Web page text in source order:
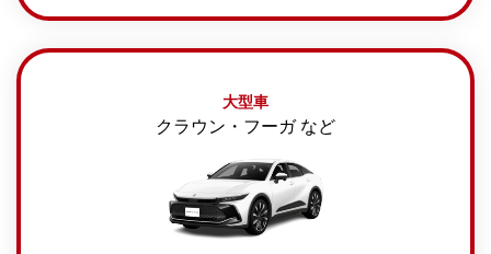
大型車
クラウン・フーガ など